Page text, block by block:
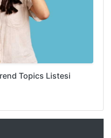
Topics Listesi